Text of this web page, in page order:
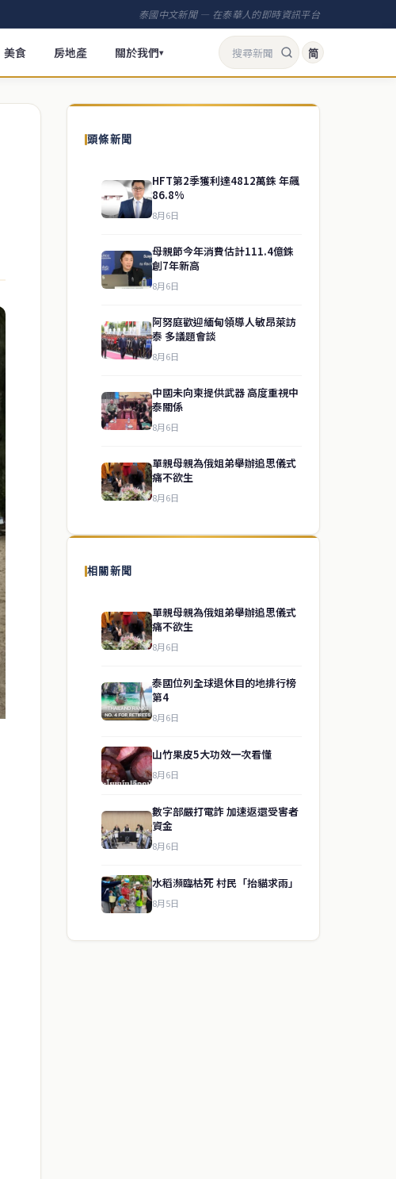
泰國中文新聞 — 在泰華人的即時資訊平台
美食 房地產 關於我們▾ 简
頭條新聞
HFT第2季獲利達4812萬銖 年飆
86.8%
8月6日
母親節今年消費估計111.4億銖
創7年新高
8月6日
阿努庭歡迎緬甸領導人敏昂萊訪
泰 多議題會談
8月6日
中國未向柬提供武器 高度重視中
泰關係
8月6日
單親母親為俄姐弟舉辦追思儀式
痛不欲生
8月6日
相關新聞
單親母親為俄姐弟舉辦追思儀式
痛不欲生
8月6日
泰國位列全球退休目的地排行榜
第4
8月6日
山竹果皮5大功效一次看懂
8月6日
數字部嚴打電詐 加速返還受害者
資金
8月6日
水稻瀕臨枯死 村民「抬貓求雨」
8月5日